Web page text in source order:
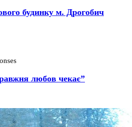
будинку м. Дрогобич
любов чекає”